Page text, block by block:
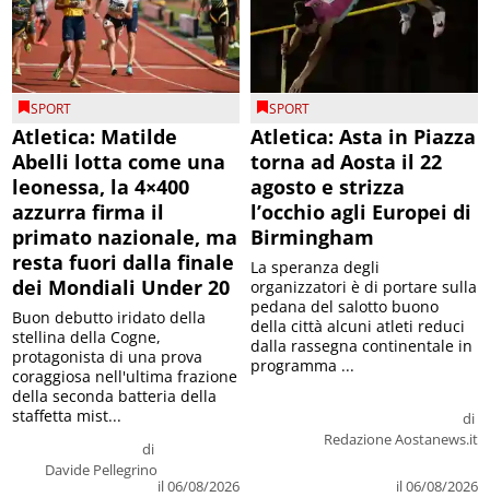
SPORT
Atletica: Matilde
Abelli lotta come una
leonessa, la 4×400
azzurra firma il
primato nazionale, ma
resta fuori dalla finale
dei Mondiali Under 20
di
Davide Pellegrino
il 06/08/2026
Buon debutto iridato della
stellina della Cogne,
protagonista di una prova
coraggiosa nell'ultima frazione
della seconda batteria della
staffetta mist...
SPORT
Atletica: Asta in Piazza
torna ad Aosta il 22
agosto e strizza
l’occhio agli Europei di
Birmingham
di
Redazione Aostanews.it
il 06/08/2026
La speranza degli
organizzatori è di portare sulla
pedana del salotto buono
della città alcuni atleti reduci
dalla rassegna continentale in
programma ...